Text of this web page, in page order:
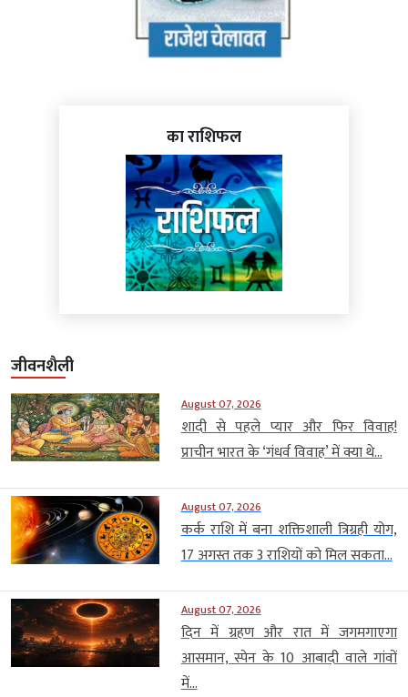
का राशिफल
जीवनशैली
August 07, 2026
शादी से पहले प्यार और फिर विवाह!
प्राचीन भारत के ‘गंधर्व विवाह’ में क्या थे...
August 07, 2026
कर्क राशि में बना शक्तिशाली त्रिग्रही योग,
17 अगस्त तक 3 राशियों को मिल सकता...
August 07, 2026
दिन में ग्रहण और रात में जगमगाएगा
आसमान, स्पेन के 10 आबादी वाले गांवों
में...